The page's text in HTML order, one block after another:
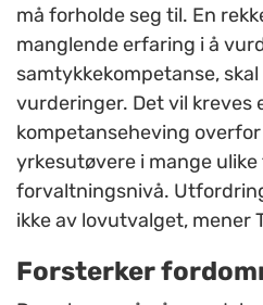
må forholde seg til. En
manglende erfaring i å
samtykkekompetanse,
vurderinger. Det vil kreves
kompetanseheving
yrkesutøvere i mange
forvaltningsnivå.
ikke av lovutvalget, mener
Forsterker